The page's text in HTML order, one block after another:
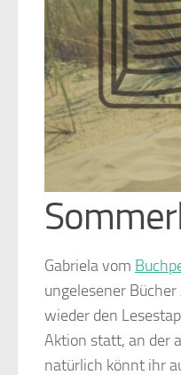
Gabriela vom
ungelesener
wieder den
Aktion statt, an der
natürlich könnt ihr